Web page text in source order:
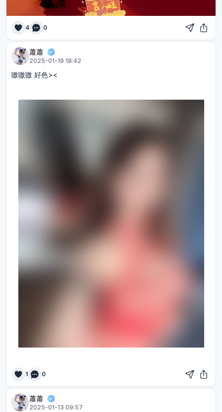
4 0
蕭蕭
2025-01-19 18:42
嗷嗷嗷 好色><
1 0
蕭蕭
2025-01-13 09:57